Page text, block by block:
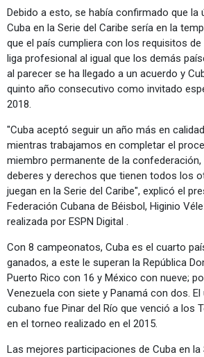
Debido a esto, se había confirmado que la
Cuba en la Serie del Caribe sería en la
que el país cumpliera con los requisitos
liga profesional al igual que los demás
al parecer se ha llegado a un acuerdo y
quinto año consecutivo como invitado
2018.
"Cuba aceptó seguir un año más en
mientras trabajamos en completar el
miembro permanente de la
deberes y derechos que tienen todos los
juegan en la Serie del Caribe", explicó el
Federación Cubana de Béisbol, Higinio
realizada por ESPN Digital .
Con 8 campeonatos, Cuba es el cuarto
ganados, a este le superan la República
Puerto Rico con 16 y México con nueve;
Venezuela con siete y Panamá con dos.
cubano fue Pinar del Río que venció a los
en el torneo realizado en el 2015.
Las mejores participaciones de Cuba en la